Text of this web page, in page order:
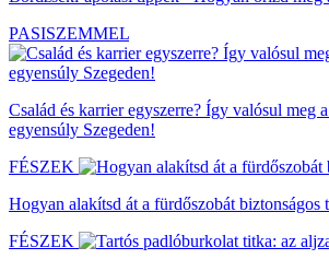
PASISZEMMEL
Család és karrier egyszerre? Így valósul meg
egyensúly Szegeden!
FÉSZEK
Hogyan alakítsd át a fürdőszobát biztonságos
FÉSZEK